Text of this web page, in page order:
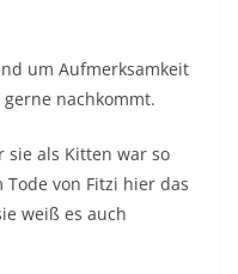
um Aufmerksamkeit
nachkommt.
sie als Kitten war so
von Fitzi hier das
weiß es auch